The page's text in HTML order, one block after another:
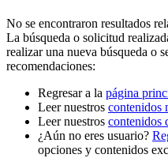
No se encontraron resultados
La búsqueda o solicitud
realizar una nueva búsqueda o
recomendaciones:
Regresar a la página
Leer nuestros contenidos
Leer nuestros contenidos
¿Aún no eres usuario?
opciones y contenidos